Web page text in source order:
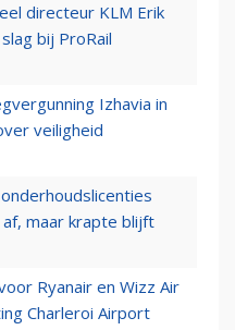
directeur KLM Erik
bij ProRail
Izhavia in
veiligheid
maar krapte blijft
Ryanair en Wizz Air
Charleroi Airport